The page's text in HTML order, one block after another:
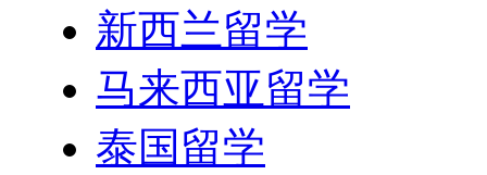
新西兰留学
马来西亚留学
泰国留学